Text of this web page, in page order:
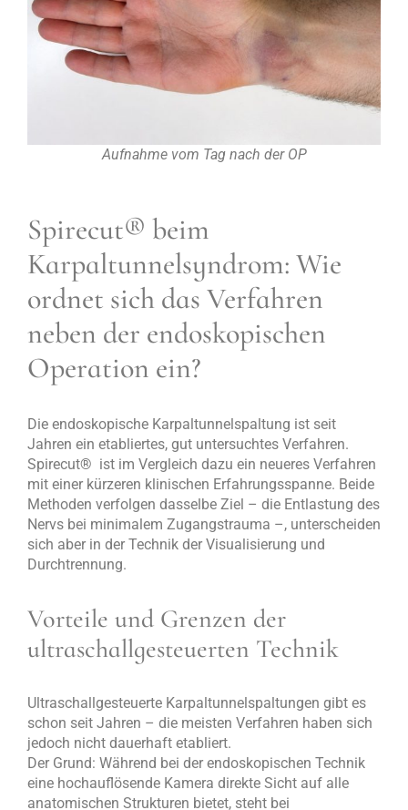
Aufnahme vom Tag nach der OP
Spirecut® beim
Karpaltunnelsyndrom: Wie
ordnet sich das Verfahren
neben der endoskopischen
Operation ein?
Die endoskopische Karpaltunnelspaltung ist seit
Jahren ein etabliertes, gut untersuchtes Verfahren.
Spirecut® ist im Vergleich dazu ein neueres Verfahren
mit einer kürzeren klinischen Erfahrungsspanne. Beide
Methoden verfolgen dasselbe Ziel – die Entlastung des
Nervs bei minimalem Zugangstrauma –, unterscheiden
sich aber in der Technik der Visualisierung und
Durchtrennung.
Vorteile und Grenzen der
ultraschallgesteuerten Technik
Ultraschallgesteuerte Karpaltunnelspaltungen gibt es
schon seit Jahren – die meisten Verfahren haben sich
jedoch nicht dauerhaft etabliert.
Der Grund: Während bei der endoskopischen Technik
eine hochauflösende Kamera direkte Sicht auf alle
anatomischen Strukturen bietet, steht bei